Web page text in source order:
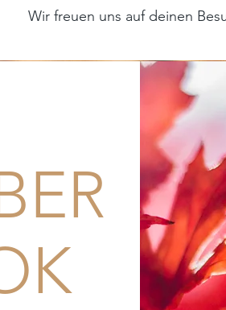
Wir freuen uns auf deinen